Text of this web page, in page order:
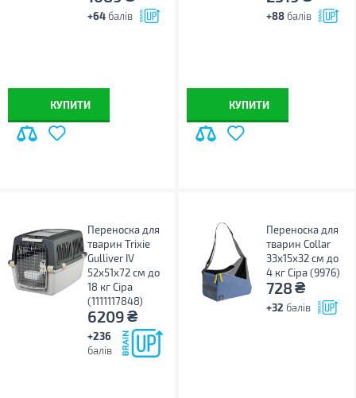
+64 балів
КУПИТИ
+88 балів
КУПИТИ
Переноска для
тварин Trixie
Gulliver IV
52х51х72 см до
18 кг Сіра
(1111117848)
6209₴
+236
балів
Переноска для
тварин Collar
33х15х32 см до
4 кг Сіра (9976)
728₴
+32 балів